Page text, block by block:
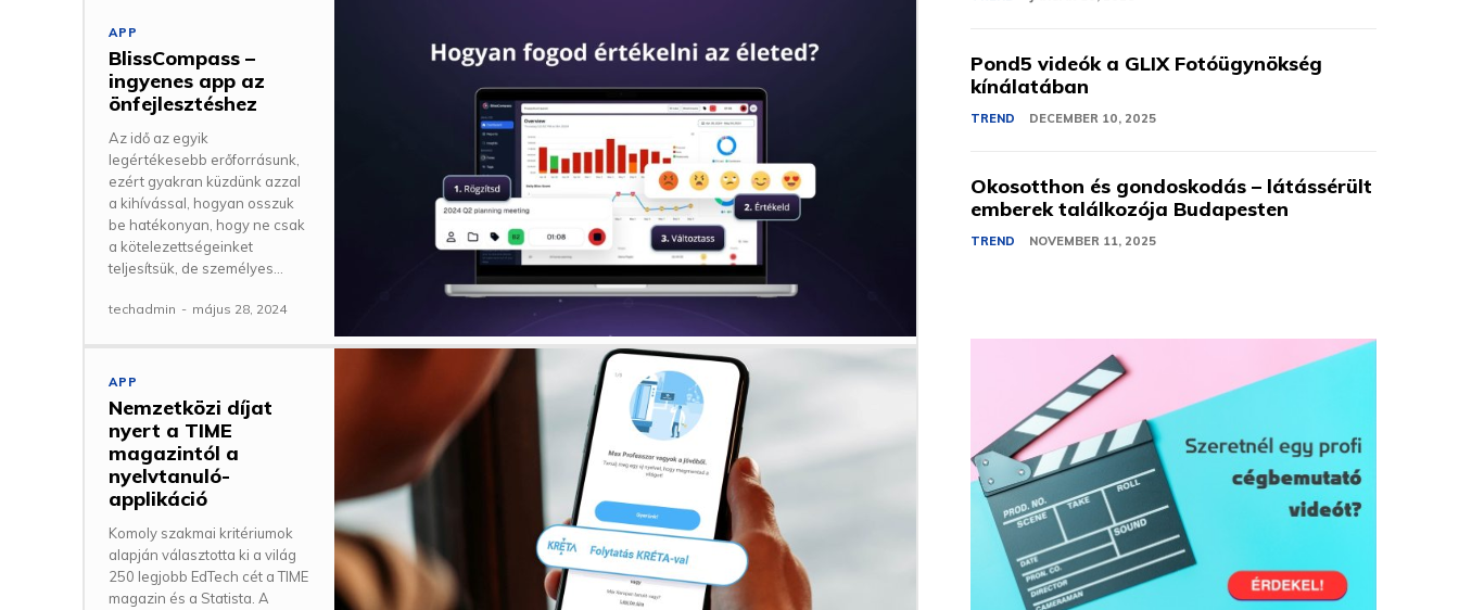
APP
BlissCompass –
ingyenes app az
önfejlesztéshez
Az idő az egyik
legértékesebb erőforrásunk,
ezért gyakran küzdünk azzal
a kihívással, hogyan osszuk
be hatékonyan, hogy ne csak
a kötelezettségeinket
teljesítsük, de személyes...
techadmin - május 28, 2024
APP
Nemzetközi díjat
nyert a TIME
magazintól a
nyelvtanuló-
applikáció
Komoly szakmai kritériumok
alapján választotta ki a világ
250 legjobb EdTech cét a TIME
magazin és a Statista. A
Pond5 videók a GLIX Fotóügynökség
kínálatában
TREND DECEMBER 10, 2025
Okosotthon és gondoskodás – látássérült
emberek találkozója Budapesten
TREND NOVEMBER 11, 2025